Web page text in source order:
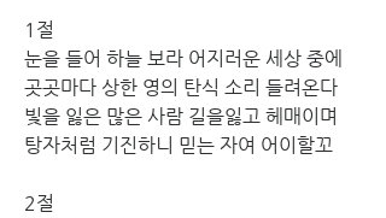
1절
눈을 들어 하늘 보라 어지러운 세상 중에
곳곳마다 상한 영의 탄식 소리 들려온다
빛을 잃은 많은 사람 길을잃고 헤매이며
탕자처럼 기진하니 믿는 자여 어이할꼬
2절